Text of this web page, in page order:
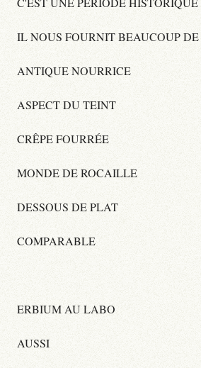
IL NOUS FOURNIT BEAUCOUP
ANTIQUE NOURRICE
ASPECT DU TEINT
CRÊPE FOURRÉE
MONDE DE ROCAILLE
DESSOUS DE PLAT
COMPARABLE
ERBIUM AU LABO
AUSSI